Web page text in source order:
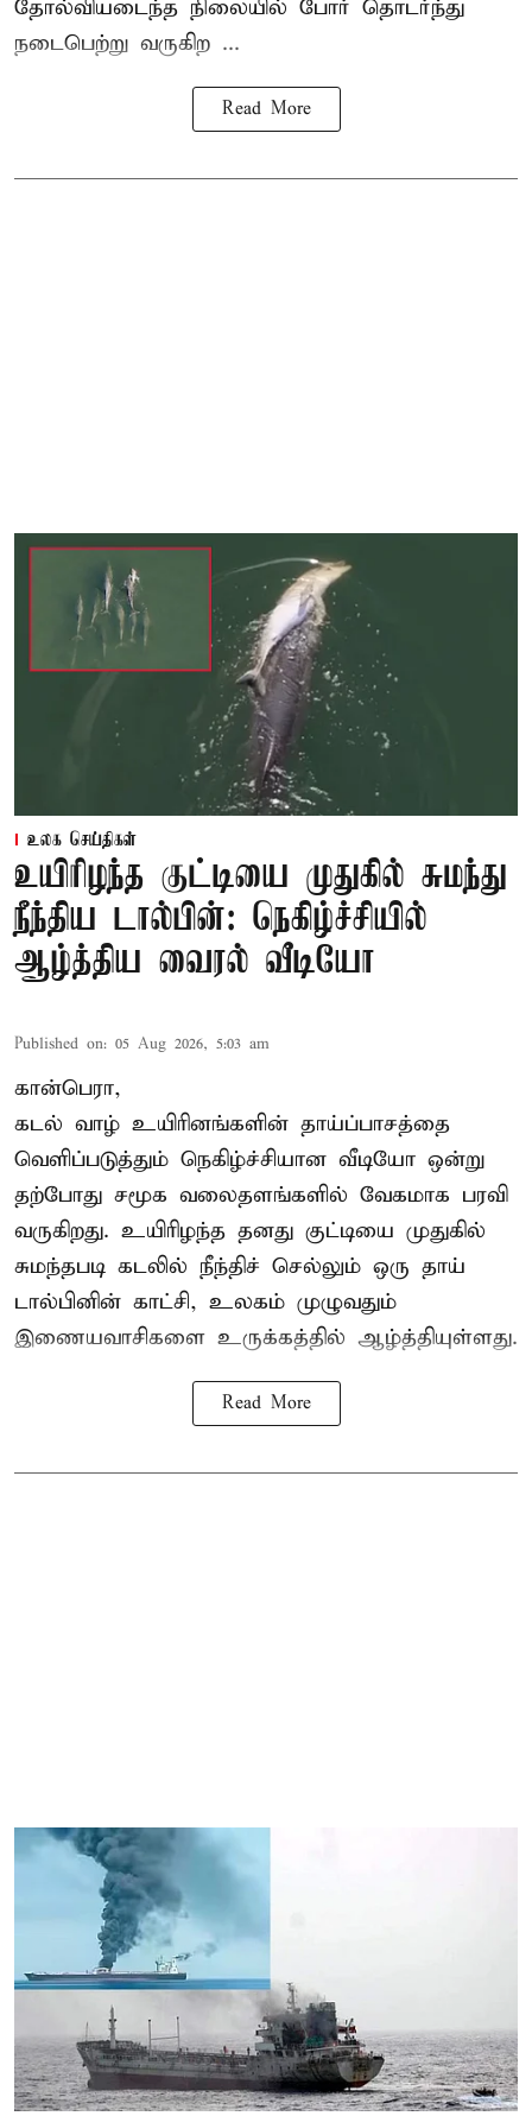
தோல்வியடைந்த நிலையில் போர் தொடர்ந்து
நடைபெற்று வருகிற ...
Read More
உலக செய்திகள்
உயிரிழந்த குட்டியை முதுகில் சுமந்து
நீந்திய டால்பின்: நெகிழ்ச்சியில்
ஆழ்த்திய வைரல் வீடியோ
Published on: 05 Aug 2026, 5:03 am
கான்பெரா,
கடல் வாழ் உயிரினங்களின் தாய்ப்பாசத்தை
வெளிப்படுத்தும் நெகிழ்ச்சியான வீடியோ ஒன்று
தற்போது சமூக வலைதளங்களில் வேகமாக பரவி
வருகிறது. உயிரிழந்த தனது குட்டியை முதுகில்
சுமந்தபடி கடலில் நீந்திச் செல்லும் ஒரு தாய்
டால்பினின் காட்சி, உலகம் முழுவதும்
இணையவாசிகளை உருக்கத்தில் ஆழ்த்தியுள்ளது.
Read More